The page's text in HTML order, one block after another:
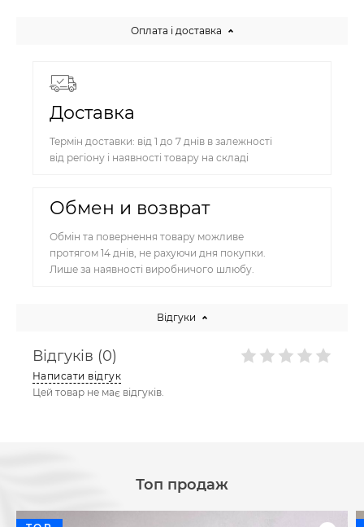
Оплата і доставка
Доставка
Термін доставки: від 1 до 7 днів в залежності
від регіону і наявності товару на складі
Обмен и возврат
Обмін та повернення товару можливе
протягом 14 днів, не рахуючи дня покупки.
Лише за наявності виробничого шлюбу.
Відгуки
Відгуків (0)
Написати відгук
Цей товар не має відгуків.
Топ продаж